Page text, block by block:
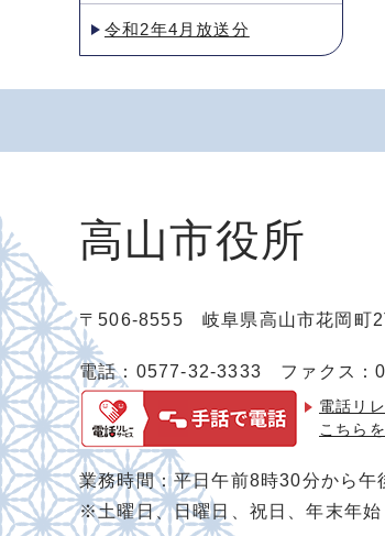
令和2年4月放送分
高山市役所
〒506-8555 岐阜県高山市花岡
電話：0577-32-3333 ファクス：
電話リ
こちら
業務時間：平日午前8時30分から午
※土曜日、日曜日、祝日、年末年